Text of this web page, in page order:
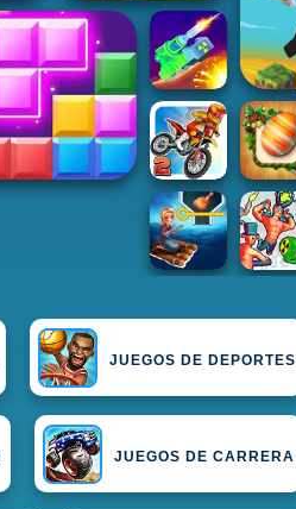
JUEGOS DE DEPORTES
JUEGOS DE CARRERA